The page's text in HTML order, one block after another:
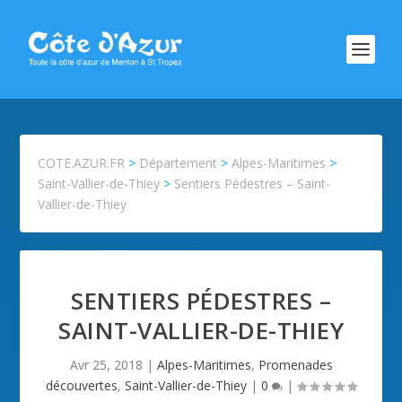
COTE.AZUR.FR > Département >Alpes-Maritimes >
Saint-Vallier-de-Thiey > Sentiers Pédestres – Saint-
Vallier-de-Thiey
SENTIERS PÉDESTRES –
SAINT-VALLIER-DE-THIEY
Avr 25, 2018 | Alpes-Maritimes, Promenades
découvertes, Saint-Vallier-de-Thiey | 0 |